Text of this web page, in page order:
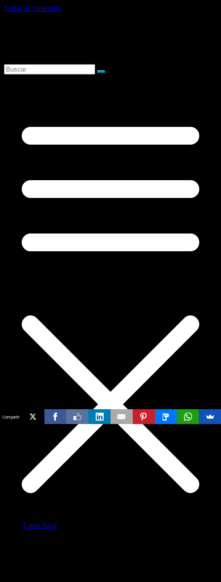
Saltar al contenido
Luna Azul
Compartir